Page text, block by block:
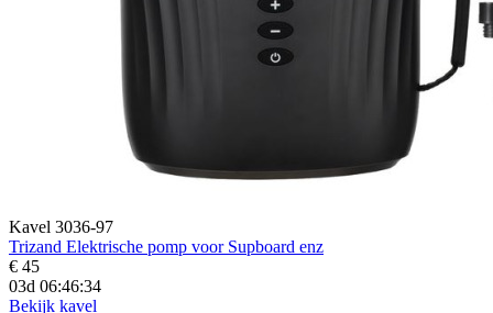
Kavel 3036-97
Trizand Elektrische pomp voor Supboard enz
€ 45
03d 06:46:33
Bekijk kavel